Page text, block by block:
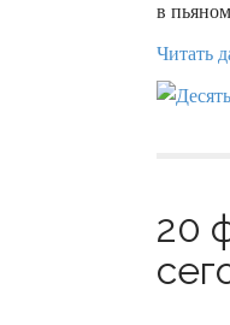
в
Читать
20